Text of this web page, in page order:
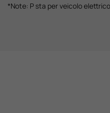
*Note: P sta per veicolo